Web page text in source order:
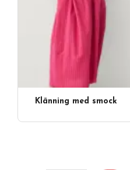
Klänning med smock